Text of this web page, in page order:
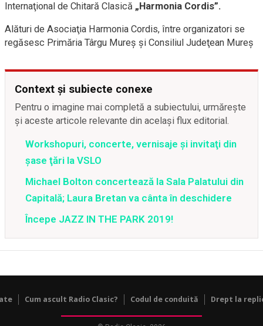
Internaţional de Chitară Clasică „Harmonia Cordis”.
Alături de Asociaţia Harmonia Cordis, între organizatori se
regăsesc Primăria Târgu Mureş şi Consiliul Judeţean Mureş
Context și subiecte conexe
Pentru o imagine mai completă a subiectului, urmărește
și aceste articole relevante din același flux editorial.
Workshopuri, concerte, vernisaje şi invitaţi din
şase ţări la VSLO
Michael Bolton concertează la Sala Palatului din
Capitală; Laura Bretan va cânta în deschidere
Începe JAZZ IN THE PARK 2019!
Cum ascult Radio Clasic? Codul de conduită Drept la